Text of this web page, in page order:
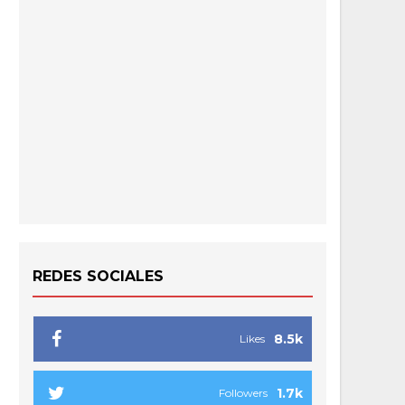
REDES SOCIALES
8.5k
Likes
1.7k
Followers